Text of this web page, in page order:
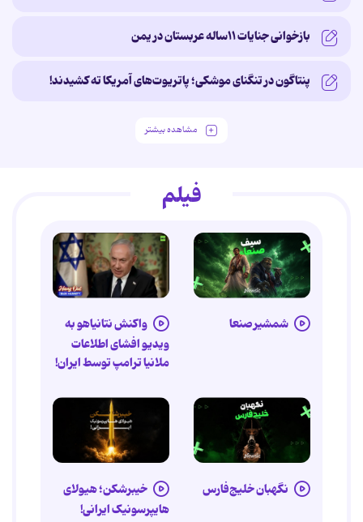
بازخوانی جنایات ۱۱ساله‌ عربستان در یمن
پنتاگون در تنگنای موشکی؛ پاتریوت‌های آمریکا ته کشیدند!
مشاهده بیشتر
فیلم
شمشیر صنعا
واکنش نتانیاهو به
ویدیو افشای اطلاعات
ملانیا ترامپ توسط ایران!
نگهبان خلیج‌فارس
خیبرشکن؛ هیولای
هایپرسونیک ایرانی!